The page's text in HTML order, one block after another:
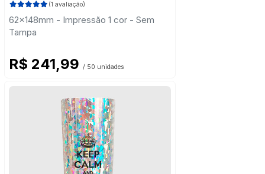
(1 avaliação)
62x148mm - Impressão 1 cor - Sem
Tampa
R$ 241,99 / 50 unidades